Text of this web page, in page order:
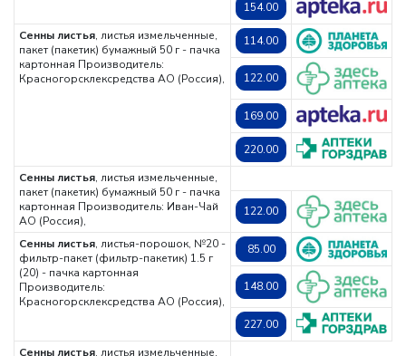
154.00
Сенны листья, листья измельченные,
пакет (пакетик) бумажный 50 г - пачка
картонная Производитель:
Красногорсклексредства АО (Россия),
114.00
122.00
169.00
220.00
Сенны листья, листья измельченные,
пакет (пакетик) бумажный 50 г - пачка
картонная Производитель: Иван-Чай
АО (Россия),
122.00
Сенны листья, листья-порошок, №20 -
фильтр-пакет (фильтр-пакетик) 1.5 г
(20) - пачка картонная
Производитель:
Красногорсклексредства АО (Россия),
85.00
148.00
227.00
Сенны листья, листья измельченные,